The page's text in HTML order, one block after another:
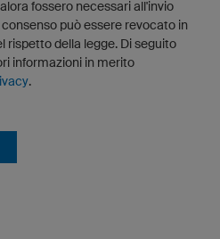
fossero necessari all'invio
può essere revocato in
rispetto della legge. Di seguito
informazioni in merito
.